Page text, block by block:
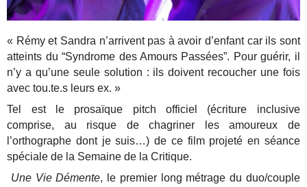
« Rémy et Sandra n’arrivent pas à avoir d’enfant car ils sont
atteints du “Syndrome des Amours Passées”. Pour guérir, il
n’y a qu’une seule solution : ils doivent recoucher une fois
avec tou.te.s leurs ex. »
Tel est le prosaïque pitch officiel (écriture inclusive
comprise, au risque de chagriner les amoureux de
l’orthographe dont je suis…) de ce film projeté en séance
spéciale de la Semaine de la Critique.
Une Vie Démente, le premier long métrage du duo/couple